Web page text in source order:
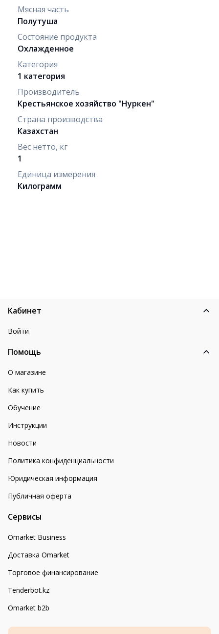
Мясная часть
Полутуша
Состояние продукта
Охлажденное
Категория
1 категория
Производитель
Крестьянское хозяйство "Нуркен"
Страна производства
Казахстан
Вес нетто, кг
1
Единица измерения
Килограмм
Кабинет
Войти
Помощь
О магазине
Как купить
Обучение
Инструкции
Новости
Политика конфиденциальности
Юридическая информация
Публичная оферта
Сервисы
Omarket Business
Доставка Omarket
Торговое финансирование
Tenderbot.kz
Omarket b2b